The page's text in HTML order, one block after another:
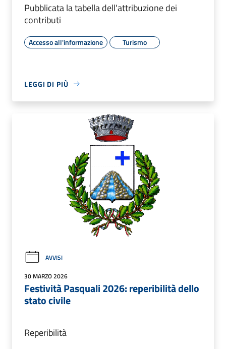
Pubblicata la tabella dell'attribuzione dei
contributi
Accesso all'informazione Turismo
LEGGI DI PIÙ
AVVISI
30 MARZO 2026
Festività Pasquali 2026: reperibilità dello
stato civile
Reperibilità